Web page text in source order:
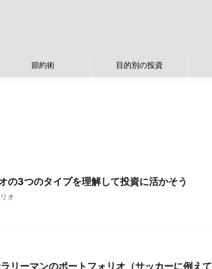
節約術 目的別の投資
の3つのタイプを理解して投資に活かそう
オ
リーマンのポートフォリオ（サッカーに例えて